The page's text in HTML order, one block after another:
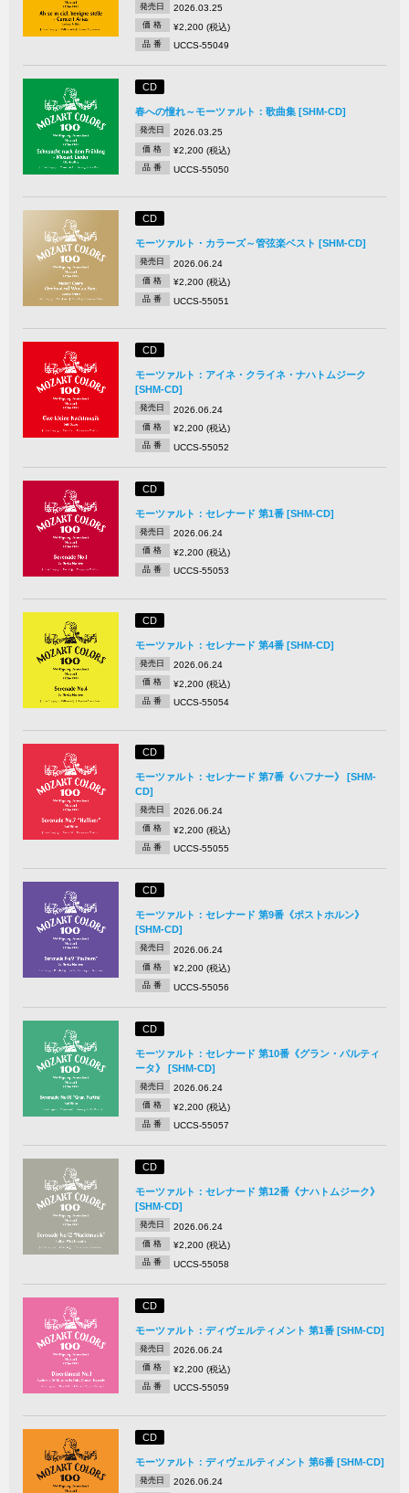
発売日 2026.03.25
価 格 ¥2,200 (税込)
品 番 UCCS-55049
CD
春への憧れ～モーツァルト：歌曲集 [SHM-CD]
発売日 2026.03.25
価 格 ¥2,200 (税込)
品 番 UCCS-55050
CD
モーツァルト・カラーズ～管弦楽ベスト [SHM-CD]
発売日 2026.06.24
価 格 ¥2,200 (税込)
品 番 UCCS-55051
CD
モーツァルト：アイネ・クライネ・ナハトムジーク
[SHM-CD]
発売日 2026.06.24
価 格 ¥2,200 (税込)
品 番 UCCS-55052
CD
モーツァルト：セレナード 第1番 [SHM-CD]
発売日 2026.06.24
価 格 ¥2,200 (税込)
品 番 UCCS-55053
CD
モーツァルト：セレナード 第4番 [SHM-CD]
発売日 2026.06.24
価 格 ¥2,200 (税込)
品 番 UCCS-55054
CD
モーツァルト：セレナード 第7番《ハフナー》 [SHM-
CD]
発売日 2026.06.24
価 格 ¥2,200 (税込)
品 番 UCCS-55055
CD
モーツァルト：セレナード 第9番《ポストホルン》
[SHM-CD]
発売日 2026.06.24
価 格 ¥2,200 (税込)
品 番 UCCS-55056
CD
モーツァルト：セレナード 第10番《グラン・パルティ
ータ》 [SHM-CD]
発売日 2026.06.24
価 格 ¥2,200 (税込)
品 番 UCCS-55057
CD
モーツァルト：セレナード 第12番《ナハトムジーク》
[SHM-CD]
発売日 2026.06.24
価 格 ¥2,200 (税込)
品 番 UCCS-55058
CD
モーツァルト：ディヴェルティメント 第1番 [SHM-CD]
発売日 2026.06.24
価 格 ¥2,200 (税込)
品 番 UCCS-55059
CD
モーツァルト：ディヴェルティメント 第6番 [SHM-CD]
発売日 2026.06.24